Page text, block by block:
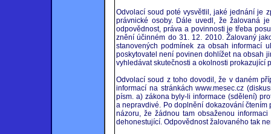
Odvolací soud poté vysvětlil, jaké jednání je
právnické osoby. Dále uvedl, že žalovaná
odpovědnost, práva a povinnosti je třeba
znění účinném do 31. 12. 2010. Žalovaný
stanovených podmínek za obsah informací
poskytovatel není povinen dohlížet na obsah
vyhledávat skutečnosti a okolnosti prokazující
Odvolací soud z toho dovodil, že v daném
informací na stránkách www.mesec.cz
písm. a) zákona byly-li informace (sdělení)
a nepravdivé. Po doplnění dokazování čtením
názoru, že žádnou tam obsaženou
dehonestující. Odpovědnost žalovaného tak